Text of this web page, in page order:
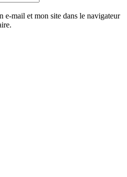
e-mail et mon site dans le navigateur